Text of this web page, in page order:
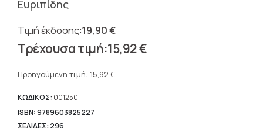
Ευριπίδης
19,90€
Original
price
19,90 €.
15,92€
τρέχουσα
είναι:
15,92 €.
Προηγούμενη τιμή: 15,92 €.
ΚΩΔΙΚΟΣ: 001250
ISBN: 9789603825227
ΣΕΛΙΔΕΣ: 296